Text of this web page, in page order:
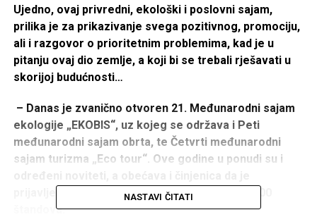
Ujedno, ovaj privredni, ekološki i poslovni sajam,
prilika je za prikazivanje svega pozitivnog, promociju,
ali i razgovor o prioritetnim problemima, kad je u
pitanju ovaj dio zemlje, a koji bi se trebali rješavati u
skorijoj budućnosti…
– Danas je zvanično otvoren 21. Međunarodni sajam
ekologije „EKOBIS“, uz kojeg se održava i Peti
međunarodni sajam obrta, te Četvrti međunarodni
sajam turizma „Eco tour“. Ove godine u ponudi su i
prijavljeno 210 izlagača koji izlažu na više od 100
štandova.
NASTAVI ČITATI